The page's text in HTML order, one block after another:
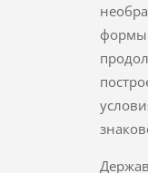
формы